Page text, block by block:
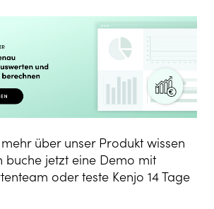
über unser Produkt wissen
buche jetzt eine Demo mit
oder teste Kenjo 14 Tage